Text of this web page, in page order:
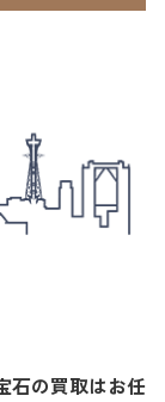
石の買取はお任